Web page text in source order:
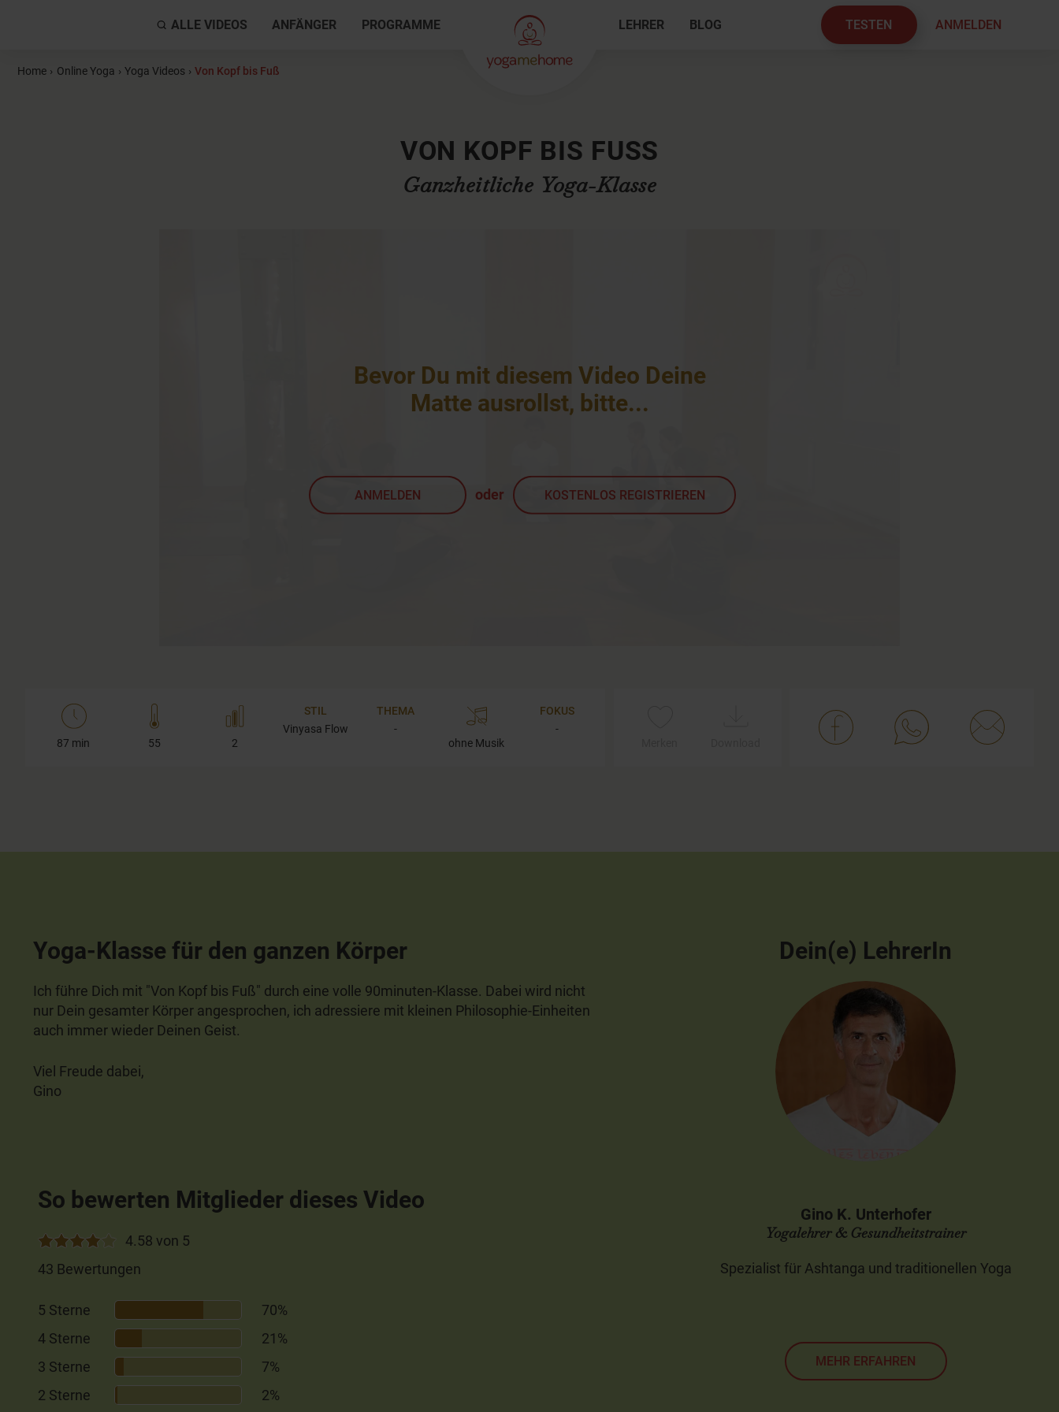
ALLE VIDEOS ANFÄNGER PROGRAMME LEHRER BLOG TESTEN ANMELDEN
Home › Online Yoga › Yoga Videos › Von Kopf bis Fuß
VON KOPF BIS FUSS
Ganzheitliche Yoga-Klasse
Bevor Du mit diesem Video Deine
Matte ausrollst, bitte...
ANMELDEN oder KOSTENLOS REGISTRIEREN
87 min 55 2
STIL
Vinyasa Flow
THEMA
-
ohne Musik
FOKUS
-
Yoga-Klasse für den ganzen Körper
Ich führe Dich mit "Von Kopf bis Fuß" durch eine volle 90minuten-Klasse. Dabei wird nicht
nur Dein gesamter Körper angesprochen, ich adressiere mit kleinen Philosophie-Einheiten
auch immer wieder Deinen Geist.
Viel Freude dabei,
Gino
So bewerten Mitglieder dieses Video
4.58 von 5
43 Bewertungen
5 Sterne
70%
4 Sterne
21%
3 Sterne
7%
2 Sterne
2%
Dein(e) LehrerIn
Gino K. Unterhofer
Yogalehrer & Gesundheitstrainer
Spezialist für Ashtanga und traditionellen Yoga
MEHR ERFAHREN